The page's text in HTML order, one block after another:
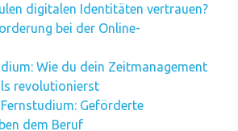
digitalen Identitäten vertrauen?
bei der Online-
Wie du dein Zeitmanagement
revolutionierst
Geförderte
dem Beruf